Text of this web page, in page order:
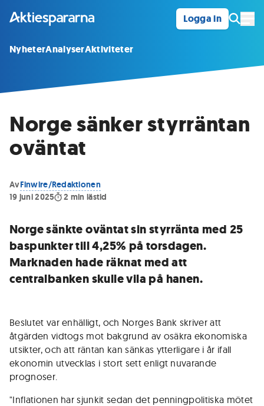
Logga in
NyheterAnalyserAktiviteter
Norge sänker styrräntan
oväntat
AvFinwire/Redaktionen
19 juni 2025
2 min lästid
Norge sänkte oväntat sin styrränta med 25
baspunkter till 4,25% på torsdagen.
Marknaden hade räknat med att
centralbanken skulle vila på hanen.
Beslutet var enhälligt, och Norges Bank skriver att
åtgärden vidtogs mot bakgrund av osäkra ekonomiska
utsikter, och att räntan kan sänkas ytterligare i år ifall
ekonomin utvecklas i stort sett enligt nuvarande
prognoser.
"Inflationen har sjunkit sedan det penningpolitiska mötet